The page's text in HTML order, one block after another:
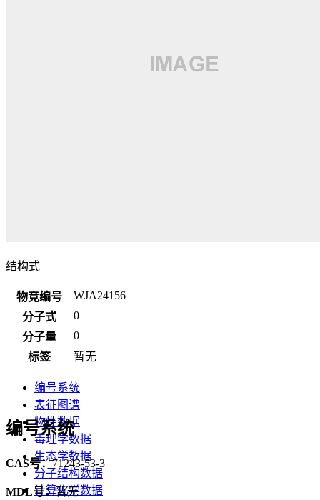
结构式
物竞编号
WJA24156
分子式
0
分子量
0
标签
暂无
编号系统
表征图谱
物性数据
毒理学数据
生态学数据
分子结构数据
计算化学数据
编号系统
CAS号：71243-53-3
MDL号：暂无